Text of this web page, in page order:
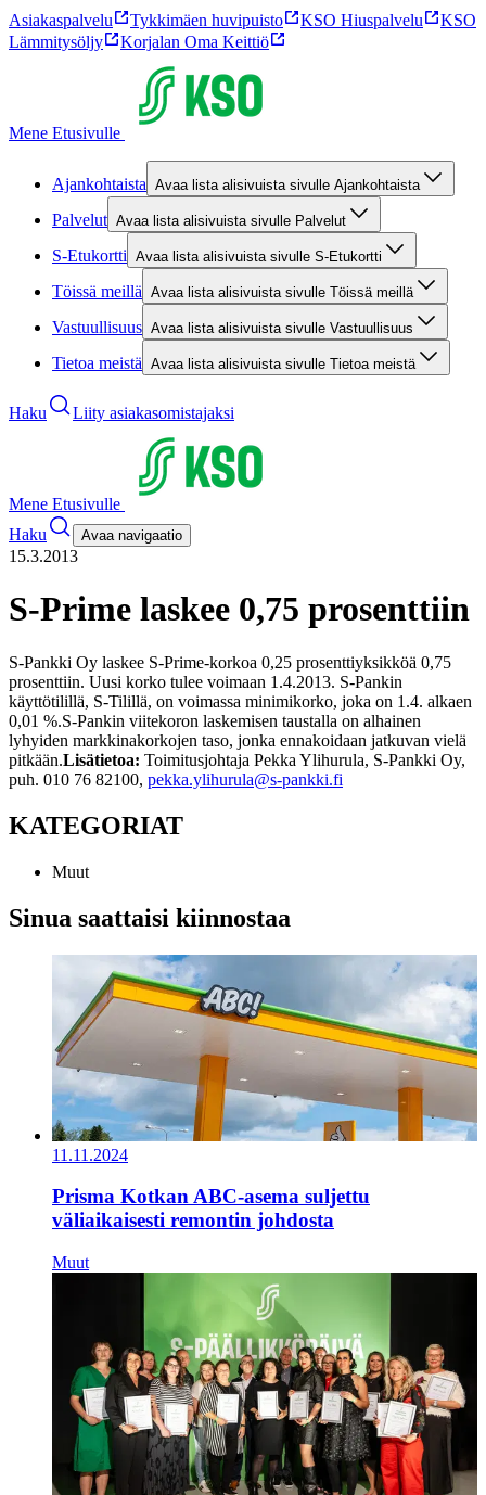
Asiakaspalvelu Tykkimäen huvipuisto KSO Hiuspalvelu
KSO
Lämmitysöljy
Korjalan Oma Keittiö
Mene Etusivulle
Ajankohtaista Avaa lista alisivuista sivulle Ajankohtaista
Palvelut Avaa lista alisivuista sivulle Palvelut
S-Etukortti Avaa lista alisivuista sivulle S-Etukortti
Töissä meillä Avaa lista alisivuista sivulle Töissä meillä
Vastuullisuus Avaa lista alisivuista sivulle Vastuullisuus
Tietoa meistä Avaa lista alisivuista sivulle Tietoa meistä
Haku Liity asiakasomistajaksi
Mene Etusivulle
Haku
Avaa navigaatio
15.3.2013
S-Prime laskee 0,75 prosenttiin
S-Pankki Oy laskee S-Prime-korkoa 0,25 prosenttiyksikköä 0,75
prosenttiin. Uusi korko tulee voimaan 1.4.2013. S-Pankin
käyttötilillä, S-Tilillä, on voimassa minimikorko, joka on 1.4. alkaen
0,01 %.S-Pankin viitekoron laskemisen taustalla on alhainen
lyhyiden markkinakorkojen taso, jonka ennakoidaan jatkuvan vielä
pitkään.Lisätietoa: Toimitusjohtaja Pekka Ylihurula, S-Pankki Oy,
puh. 010 76 82100, pekka.ylihurula@s-pankki.fi
KATEGORIAT
Muut
Sinua saattaisi kiinnostaa
11.11.2024
Prisma Kotkan ABC-asema suljettu
väliaikaisesti remontin johdosta
Muut